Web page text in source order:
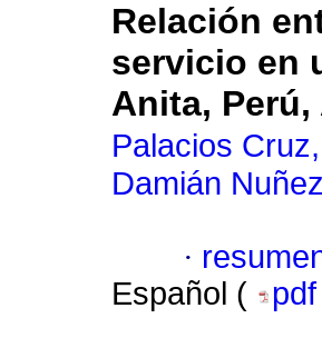
Relación
servicio en
Anita, Perú,
Palacios
Damián
·
Español (
pdf